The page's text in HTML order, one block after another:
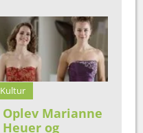
Kultur
Oplev Marianne
Heuer og